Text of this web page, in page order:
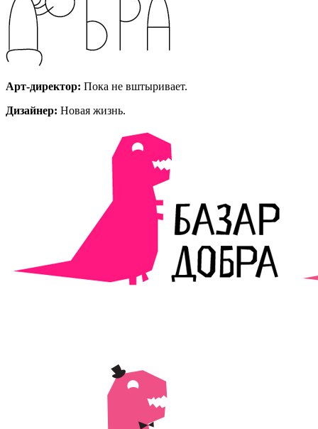
Арт-директор: Пока не вштыривает.
Дизайнер: Новая жизнь.